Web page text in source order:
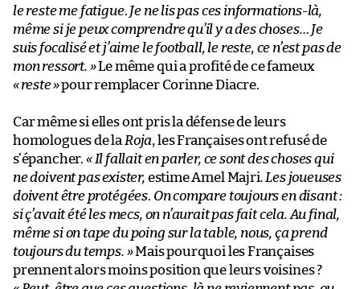
le reste me fatigue. Je ne lis pas ces informations-là,
même si je peux comprendre qu’il y a des choses… Je
suis focalisé et j’aime le football, le reste, ce n’est pas de
mon ressort. »Le même qui a profité de ce fameux
«reste»pour remplacer Corinne Diacre.
Car même si elles ont pris la défense de leurs
homologues de la Roja, les Françaises ont refusé de
s’épancher. « Il fallait en parler, ce sont des choses qui
ne doivent pas exister, estime Amel Majri. Les joueuses
doivent être protégées. On compare toujours en disant :
si ç’avait été les mecs, on n’aurait pas fait cela. Au final,
même si on tape du poing sur la table, nous, ça prend
toujours du temps. »Mais pourquoi les Françaises
prennent alors moins position que leurs voisines ?